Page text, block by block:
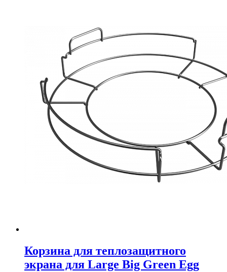
Корзина для теплозащитного
экрана для Large Big Green Egg